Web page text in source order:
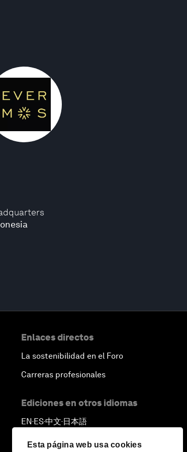
Esta página web usa cookies
Enlaces directos
La sostenibilidad en el Foro
Carreras profesionales
Ediciones en otros idiomas
EN ▪ES▪中文▪ 日本語